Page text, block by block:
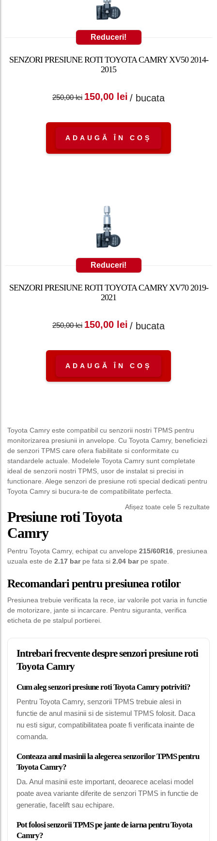
Reduceri!
SENZORI PRESIUNE ROTI TOYOTA CAMRY XV50 2014-
2015
250,00lei
Prețul inițial a fost:
150,00 lei
Prețul curent
/ bucata
ADAUGĂ ÎN COȘ
Reduceri!
SENZORI PRESIUNE ROTI TOYOTA CAMRY XV70 2019-
2021
250,00lei
Prețul inițial a fost:
150,00 lei
Prețul curent
/ bucata
ADAUGĂ ÎN COȘ
Toyota Camry este compatibil cu senzorii nostri TPMS pentru
monitorizarea presiunii in anvelope. Cu Toyota Camry, beneficiezi
de senzori TPMS care ofera fiabilitate si conformitate cu
standardele actuale. Modelele Toyota Camry sunt completate
ideal de senzorii nostri TPMS, usor de instalat si precisi in
functionare. Alege senzori de presiune roti special dedicati pentru
Toyota Camry si bucura-te de compatibilitate perfecta.
Afișez toate cele 5 rezultate
Presiune roti Toyota
Camry
Pentru Toyota Camry, echipat cu anvelope 215/60R16, presiunea
uzuala este de 2.17 barpe fata si 2.04 barpe spate.
Recomandari pentru presiunea rotilor
Presiunea trebuie verificata la rece, iar valorile pot varia in functie
de motorizare, jante si incarcare. Pentru siguranta, verifica
eticheta de pe stalpul portierei.
Intrebari frecvente despre senzori presiune roti
Toyota Camry
Cum aleg senzori presiune roti Toyota Camry potriviti?
Pentru Toyota Camry, senzorii TPMS trebuie alesi in
functie de anul masinii si de sistemul TPMS folosit. Daca
nu esti sigur, compatibilitatea poate fi verificata inainte de
comanda.
Conteaza anul masinii la alegerea senzorilor TPMS pentru
Toyota Camry?
Da. Anul masinii este important, deoarece acelasi model
poate avea variante diferite de senzori TPMS in functie de
generatie, facelift sau echipare.
Pot folosi senzorii TPMS pe jante de iarna pentru Toyota
Camry?